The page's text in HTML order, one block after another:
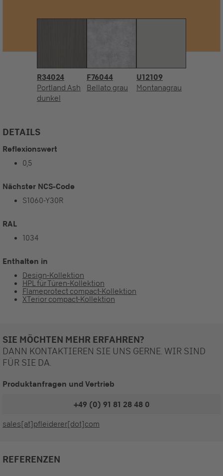
R34024
Portland Ash
dunkel
F76044
Bellato grau
U12109
Montanagrau
DETAILS
Reflexionswert
0,5
Nächster NCS-Code
S1060-Y30R
RAL
1034
Enthalten in
Design-Kollektion
HPL für Türen-Kollektion
Flameprotect compact-Kollektion
XTerior compact-Kollektion
SIE MÖCHTEN MEHR ERFAHREN?
DANN KONTAKTIEREN SIE UNS GERNE. WIR SIND
FÜR SIE DA.
Produktanfragen und Vertrieb
+49 (0) 91 81 28 48 0
sales[at]pfleiderer[dot]com
REFERENZEN